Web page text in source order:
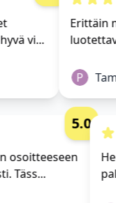
vi...
Erittäin
P
osoitteeseen
Täss...
5.0